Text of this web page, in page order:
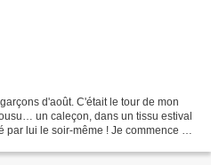
d'août. C'était le tour de mon
un caleçon, dans un tissu estival
lui le soir-même ! Je commence à